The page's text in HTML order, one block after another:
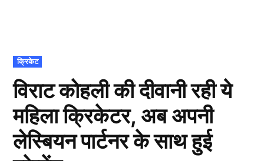
POSTED
IN
क्रिकेट
विराट कोहली की दीवानी रही ये
महिला क्रिकेटर, अब अपनी
लेस्ब‍ियन पार्टनर के साथ हुई